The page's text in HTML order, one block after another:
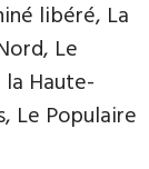
libéré, La
Le
Haute-
Le Populaire